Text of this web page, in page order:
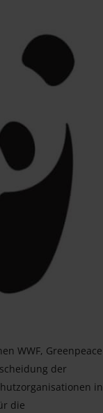
WWF, Greenpeace
der
in
die